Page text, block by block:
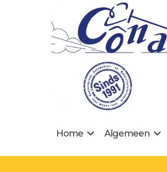
Home Algemeen